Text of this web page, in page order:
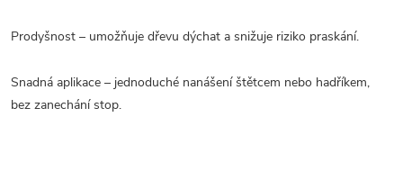
Prodyšnost – umožňuje dřevu dýchat a snižuje riziko praskání.
Snadná aplikace – jednoduché nanášení štětcem nebo hadříkem,
bez zanechání stop.